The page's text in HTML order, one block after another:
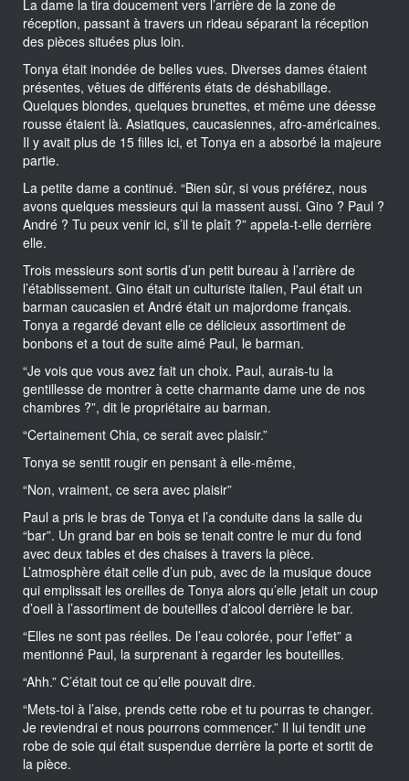
La dame la tira doucement vers l’arrière de la zone de
réception, passant à travers un rideau séparant la réception
des pièces situées plus loin.
Tonya était inondée de belles vues. Diverses dames étaient
présentes, vêtues de différents états de déshabillage.
Quelques blondes, quelques brunettes, et même une déesse
rousse étaient là. Asiatiques, caucasiennes, afro-américaines.
Il y avait plus de 15 filles ici, et Tonya en a absorbé la majeure
partie.
La petite dame a continué. “Bien sûr, si vous préférez, nous
avons quelques messieurs qui la massent aussi. Gino ? Paul ?
André ? Tu peux venir ici, s’il te plaît ?” appela-t-elle derrière
elle.
Trois messieurs sont sortis d’un petit bureau à l’arrière de
l’établissement. Gino était un culturiste italien, Paul était un
barman caucasien et André était un majordome français.
Tonya a regardé devant elle ce délicieux assortiment de
bonbons et a tout de suite aimé Paul, le barman.
“Je vois que vous avez fait un choix. Paul, aurais-tu la
gentillesse de montrer à cette charmante dame une de nos
chambres ?”, dit le propriétaire au barman.
“Certainement Chia, ce serait avec plaisir.”
Tonya se sentit rougir en pensant à elle-même,
“Non, vraiment, ce sera avec plaisir”
Paul a pris le bras de Tonya et l’a conduite dans la salle du
“bar”. Un grand bar en bois se tenait contre le mur du fond
avec deux tables et des chaises à travers la pièce.
L’atmosphère était celle d’un pub, avec de la musique douce
qui emplissait les oreilles de Tonya alors qu’elle jetait un coup
d’oeil à l’assortiment de bouteilles d’alcool derrière le bar.
“Elles ne sont pas réelles. De l’eau colorée, pour l’effet” a
mentionné Paul, la surprenant à regarder les bouteilles.
“Ahh.” C’était tout ce qu’elle pouvait dire.
“Mets-toi à l’aise, prends cette robe et tu pourras te changer.
Je reviendrai et nous pourrons commencer.” Il lui tendit une
robe de soie qui était suspendue derrière la porte et sortit de
la pièce.